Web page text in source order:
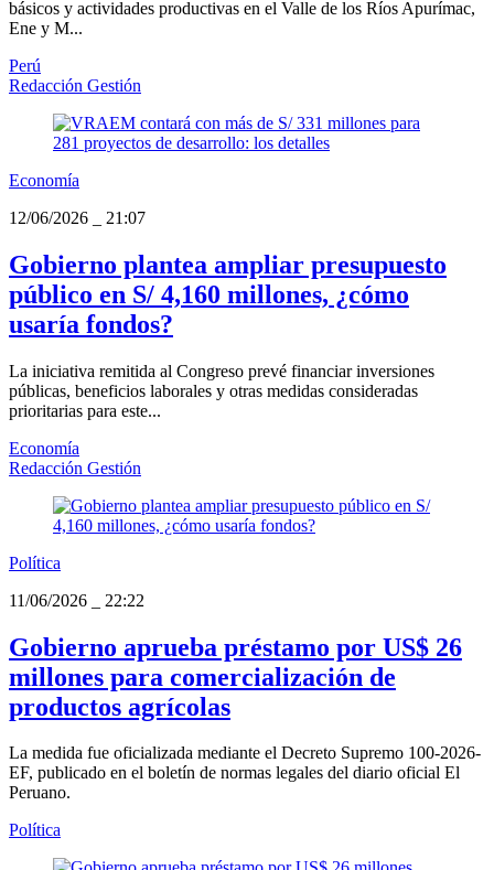
básicos y actividades productivas en el Valle de los Ríos Apurímac,
Ene y M...
Perú
Redacción Gestión
Economía
12/06/2026
21:07
Gobierno plantea ampliar presupuesto
público en S/ 4,160 millones, ¿cómo
usaría fondos?
La iniciativa remitida al Congreso prevé financiar inversiones
públicas, beneficios laborales y otras medidas consideradas
prioritarias para este...
Economía
Redacción Gestión
Política
11/06/2026
22:22
Gobierno aprueba préstamo por US$ 26
millones para comercialización de
productos agrícolas
La medida fue oficializada mediante el Decreto Supremo 100-2026-
EF, publicado en el boletín de normas legales del diario oficial El
Peruano.
Política